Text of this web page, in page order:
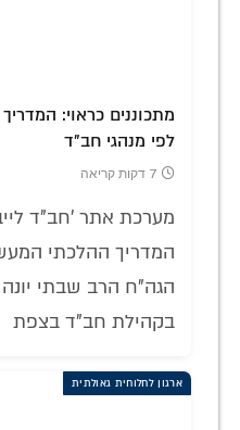
מתכוננים כראוי:
לפי מנהגי חב"ד
7 דקות קריאה
מערכת אתר 'חב"ד
המדריך ההלכתי
הגה"ח הרב שבתי
בקהילת חב"ד בצפת
ארגון לחלוחית גאולתית